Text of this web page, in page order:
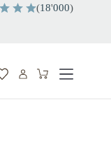
(18'000)
Panier